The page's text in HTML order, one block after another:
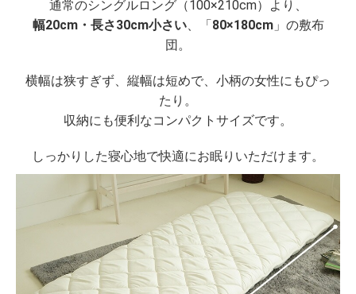
通常のシングルロング（100×210cm）より、
幅20cm・長さ30cm小さい、「80×180cm」の敷布
団。
横幅は狭すぎず、縦幅は短めで、小柄の女性にもぴっ
たり。
収納にも便利なコンパクトサイズです。
しっかりした寝心地で快適にお眠りいただけます。